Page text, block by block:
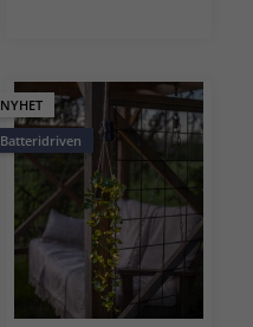
NYHET
Batteridriven